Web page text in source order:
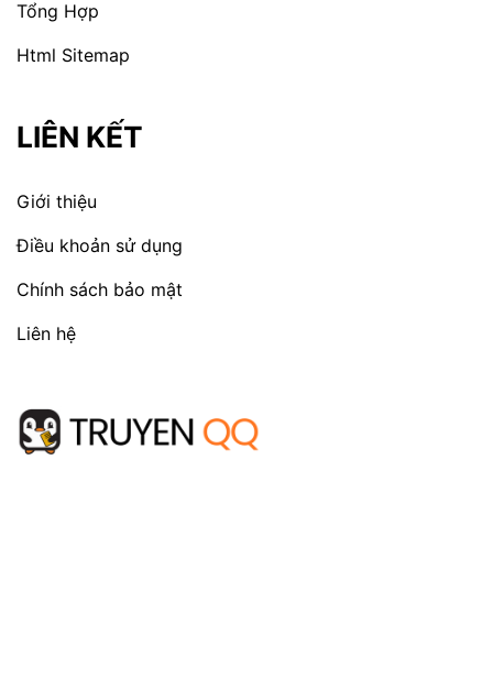
Tổng Hợp
Html Sitemap
LIÊN KẾT
Giới thiệu
Điều khoản sử dụng
Chính sách bảo mật
Liên hệ